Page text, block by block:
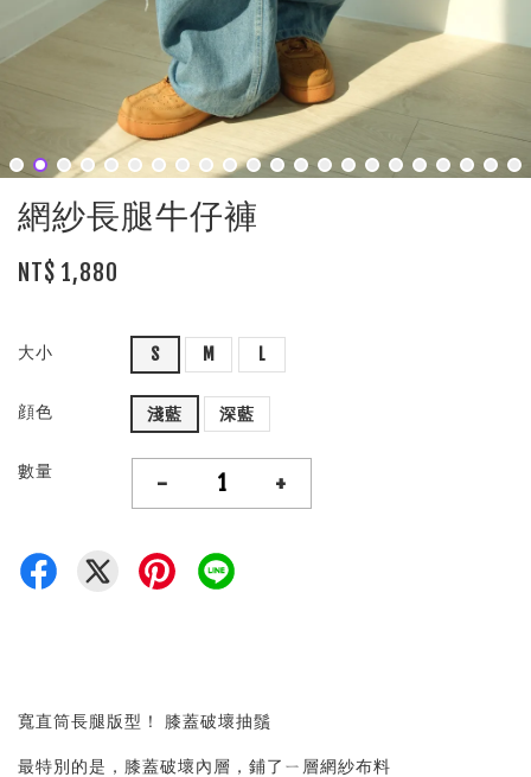
網紗長腿牛仔褲
NT$ 1,880
大小 S M L
顔色 淺藍 深藍
數量 - +
寬直筒長腿版型！ 膝蓋破壞抽鬚
最特別的是，膝蓋破壞內層，鋪了ㄧ層網紗布料